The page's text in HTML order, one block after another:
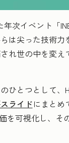
次イベント「
は尖った技術
れ世の中を変
ひとつとして
ライドにまとめ
を可視化し、